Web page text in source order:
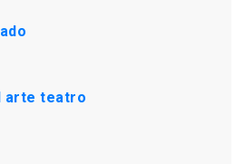
arte teatro